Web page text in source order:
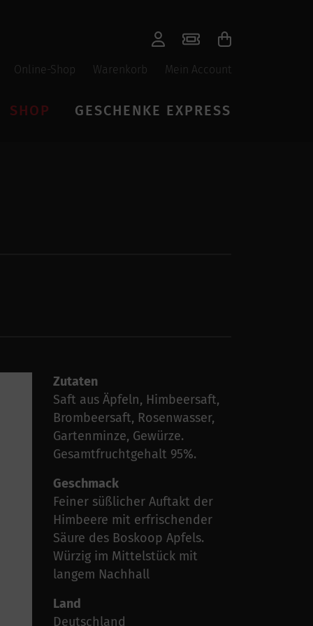
Online-Shop Warenkorb Mein Account
SHOP GESCHENKE EXPRESS
Zutaten
Saft aus Äpfeln, Himbeersaft,
Brombeersaft, Rosenwasser,
Gartenminze, Gewürze.
Gesamtfruchtgehalt 95%.
Geschmack
Feiner süßlicher Auftakt der
Himbeere mit erfrischender
Säure des Boskoop Apfels.
Würzig im Mittelstück mit
langem Nachhall
Land
Deutschland